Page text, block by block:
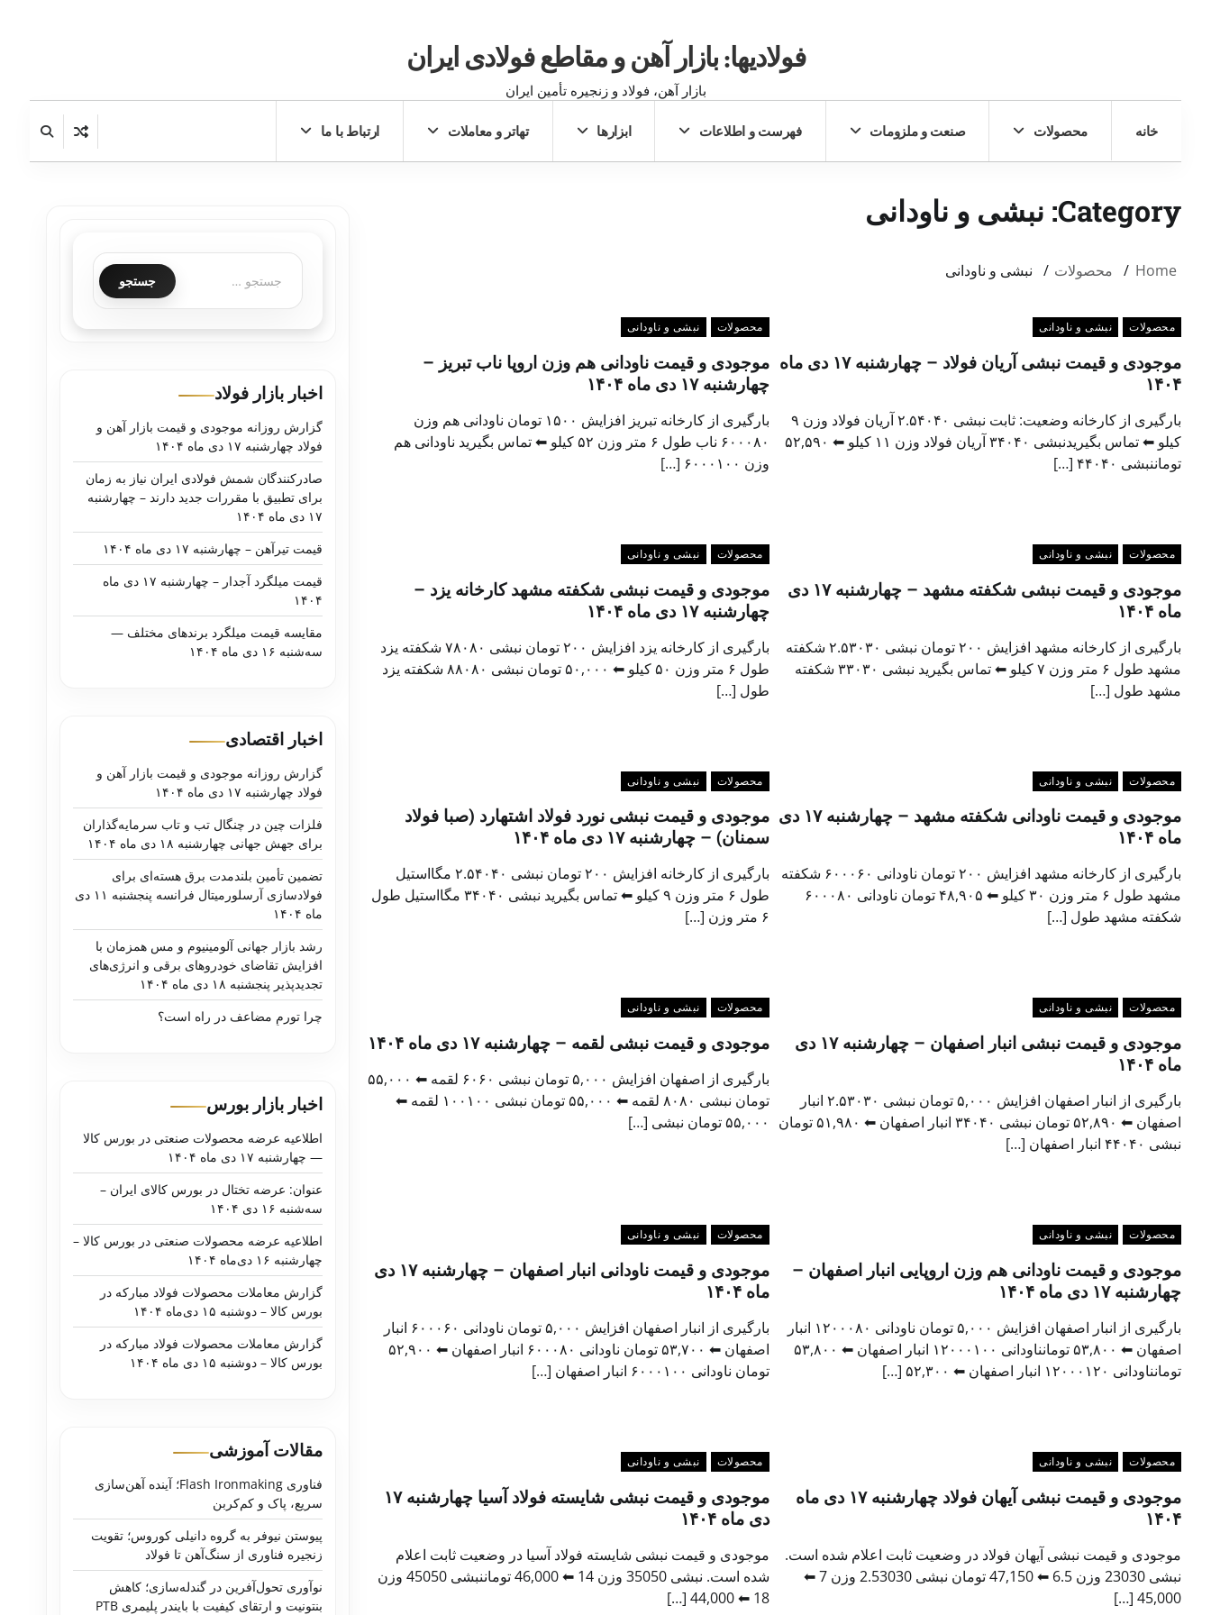
فولادیها: بازار آهن و مقاطع فولادی ایران
بازار آهن، فولاد و زنجیره تأمین ایران
خانه محصولات صنعت و ملزومات فهرست و اطلاعات ابزارها تهاتر و معاملات ارتباط با ما
Category: نبشی و ناودانی
Home محصولات نبشی و ناودانی
محصولات نبشی و ناودانی
موجودی و قیمت نبشی آریان فولاد – چهارشنبه ۱۷ دی ماه
۱۴۰۴
بارگیری از کارخانه وضعیت: ثابت نبشی ۲.۵۴۰۴۰ آریان فولاد وزن ۹
کیلو ⬅ تماس بگیریدنبشی ۳۴۰۴۰ آریان فولاد وزن ۱۱ کیلو ⬅ ۵۲,۵۹۰
توماننبشی ۴۴۰۴۰ […]
محصولات نبشی و ناودانی
موجودی و قیمت ناودانی هم وزن اروپا ناب تبریز –
چهارشنبه ۱۷ دی ماه ۱۴۰۴
بارگیری از کارخانه تبریز افزایش ۱۵۰۰ تومان ناودانی هم وزن
۶۰۰۰۸۰ ناب طول ۶ متر وزن ۵۲ کیلو ⬅ تماس بگیرید ناودانی هم
وزن ۶۰۰۰۱۰۰ […]
محصولات نبشی و ناودانی
موجودی و قیمت نبشی شکفته مشهد – چهارشنبه ۱۷ دی
ماه ۱۴۰۴
بارگیری از کارخانه مشهد افزایش ۲۰۰ تومان نبشی ۲.۵۳۰۳۰ شکفته
مشهد طول ۶ متر وزن ۷ کیلو ⬅ تماس بگیرید نبشی ۳۳۰۳۰ شکفته
مشهد طول […]
محصولات نبشی و ناودانی
موجودی و قیمت نبشی شکفته مشهد کارخانه یزد –
چهارشنبه ۱۷ دی ماه ۱۴۰۴
بارگیری از کارخانه یزد افزایش ۲۰۰ تومان نبشی ۷۸۰۸۰ شکفته یزد
طول ۶ متر وزن ۵۰ کیلو ⬅ ۵۰,۰۰۰ تومان نبشی ۸۸۰۸۰ شکفته یزد
طول […]
محصولات نبشی و ناودانی
موجودی و قیمت ناودانی شکفته مشهد – چهارشنبه ۱۷ دی
ماه ۱۴۰۴
بارگیری از کارخانه مشهد افزایش ۲۰۰ تومان ناودانی ۶۰۰۰۶۰ شکفته
مشهد طول ۶ متر وزن ۳۰ کیلو ⬅ ۴۸,۹۰۵ تومان ناودانی ۶۰۰۰۸۰
شکفته مشهد طول […]
محصولات نبشی و ناودانی
موجودی و قیمت نبشی نورد فولاد اشتهارد (صبا فولاد
سمنان) – چهارشنبه ۱۷ دی ماه ۱۴۰۴
بارگیری از کارخانه افزایش ۲۰۰ تومان نبشی ۲.۵۴۰۴۰ مگااستیل
طول ۶ متر وزن ۹ کیلو ⬅ تماس بگیرید نبشی ۳۴۰۴۰ مگااستیل طول
۶ متر وزن […]
محصولات نبشی و ناودانی
موجودی و قیمت نبشی انبار اصفهان – چهارشنبه ۱۷ دی
ماه ۱۴۰۴
بارگیری از انبار اصفهان افزایش ۵,۰۰۰ تومان نبشی ۲.۵۳۰۳۰ انبار
اصفهان ⬅ ۵۲,۸۹۰ تومان نبشی ۳۴۰۴۰ انبار اصفهان ⬅ ۵۱,۹۸۰ تومان
نبشی ۴۴۰۴۰ انبار اصفهان […]
محصولات نبشی و ناودانی
موجودی و قیمت نبشی لقمه – چهارشنبه ۱۷ دی ماه ۱۴۰۴
بارگیری از اصفهان افزایش ۵,۰۰۰ تومان نبشی ۶۰۶۰ لقمه ⬅ ۵۵,۰۰۰
تومان نبشی ۸۰۸۰ لقمه ⬅ ۵۵,۰۰۰ تومان نبشی ۱۰۰۱۰۰ لقمه ⬅
۵۵,۰۰۰ تومان نبشی […]
محصولات نبشی و ناودانی
موجودی و قیمت ناودانی هم وزن اروپایی انبار اصفهان –
چهارشنبه ۱۷ دی ماه ۱۴۰۴
بارگیری از انبار اصفهان افزایش ۵,۰۰۰ تومان ناودانی ۱۲۰۰۰۸۰ انبار
اصفهان ⬅ ۵۳,۸۰۰ تومانناودانی ۱۲۰۰۰۱۰۰ انبار اصفهان ⬅ ۵۳,۸۰۰
تومانناودانی ۱۲۰۰۰۱۲۰ انبار اصفهان ⬅ ۵۲,۳۰۰ […]
محصولات نبشی و ناودانی
موجودی و قیمت ناودانی انبار اصفهان – چهارشنبه ۱۷ دی
ماه ۱۴۰۴
بارگیری از انبار اصفهان افزایش ۵,۰۰۰ تومان ناودانی ۶۰۰۰۶۰ انبار
اصفهان ⬅ ۵۳,۷۰۰ تومان ناودانی ۶۰۰۰۸۰ انبار اصفهان ⬅ ۵۲,۹۰۰
تومان ناودانی ۶۰۰۰۱۰۰ انبار اصفهان […]
محصولات نبشی و ناودانی
موجودی و قیمت نبشی آیهان فولاد چهارشنبه ۱۷ دی ماه
۱۴۰۴
موجودی و قیمت نبشی آیهان فولاد در وضعیت ثابت اعلام شده است.
نبشی 23030 وزن 6.5 ⬅ 47,150 تومان نبشی 2.53030 وزن 7 ⬅
45,000 […]
محصولات نبشی و ناودانی
موجودی و قیمت نبشی شایسته فولاد آسیا چهارشنبه ۱۷
دی ماه ۱۴۰۴
موجودی و قیمت نبشی شایسته فولاد آسیا در وضعیت ثابت اعلام
شده است. نبشی 35050 وزن 14 ⬅ 46,000 توماننبشی 45050 وزن
18 ⬅ 44,000 […]
اخبار بازار فولاد
گزارش روزانه موجودی و قیمت بازار آهن و
فولاد چهارشنبه ۱۷ دی ماه ۱۴۰۴
صادرکنندگان شمش فولادی ایران نیاز به زمان
برای تطبیق با مقررات جدید دارند – چهارشنبه
۱۷ دی ماه ۱۴۰۴
قیمت تیرآهن – چهارشنبه ۱۷ دی ماه ۱۴۰۴
قیمت میلگرد آجدار – چهارشنبه ۱۷ دی ماه
۱۴۰۴
مقایسه قیمت میلگرد برندهای مختلف —
سه‌شنبه ۱۶ دی ماه ۱۴۰۴
اخبار اقتصادی
گزارش روزانه موجودی و قیمت بازار آهن و
فولاد چهارشنبه ۱۷ دی ماه ۱۴۰۴
فلزات چین در چنگال تب و تاب سرمایه‌گذاران
برای جهش جهانی چهارشنبه ۱۸ دی ماه ۱۴۰۴
تضمین تأمین بلندمدت برق هسته‌ای برای
فولادسازی آرسلورمیتال فرانسه پنجشنبه ۱۱ دی
ماه ۱۴۰۴
رشد بازار جهانی آلومینیوم و مس همزمان با
افزایش تقاضای خودروهای برقی و انرژی‌های
تجدیدپذیر پنجشنبه ۱۸ دی ماه ۱۴۰۴
چرا تورمِ مضاعف در راه است؟
اخبار بازار بورس
اطلاعیه عرضه محصولات صنعتی در بورس کالا
— چهارشنبه ۱۷ دی ماه ۱۴۰۴
عنوان: عرضه تختال در بورس کالای ایران –
سه‌شنبه ۱۶ دی ۱۴۰۴
اطلاعیه عرضه محصولات صنعتی در بورس کالا –
چهارشنبه ۱۶ دی‌ماه ۱۴۰۴
گزارش معاملات محصولات فولاد مبارکه در
بورس کالا – دوشنبه ۱۵ دی‌ماه ۱۴۰۴
گزارش معاملات محصولات فولاد مبارکه در
بورس کالا – دوشنبه ۱۵ دی ماه ۱۴۰۴
مقالات آموزشی
فناوری Flash Ironmaking؛ آینده آهن‌سازی
سریع، پاک و کم‌کربن
پیوستن نیوفر به گروه دانیلی کوروس؛ تقویت
زنجیره فناوری از سنگ‌آهن تا فولاد
نوآوری تحول‌آفرین در گندله‌سازی؛ کاهش
بنتونیت و ارتقای کیفیت با بایندر پلیمری PTB